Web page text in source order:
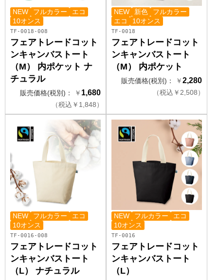
NEW フルカラー
エコ
10オンス
TF-0018-008
フェアトレードコット
ンキャンバストート
（M） 内ポケット ナ
チュラル
販売価格(税別)： ￥ 1,680
（税込 ￥ 1,848）
NEW 新色
フルカラー
エコ
10オンス
TF-0018
フェアトレードコット
ンキャンバストート
（M） 内ポケット
販売価格(税別)： ￥2,280
（税込 ￥2,508）
NEW フルカラー
エコ
10オンス
TF-0016-008
フェアトレードコット
ンキャンバストート
（L） ナチュラル
NEW フルカラー
エコ
10オンス
TF-0016
フェアトレードコット
ンキャンバストート
（L）